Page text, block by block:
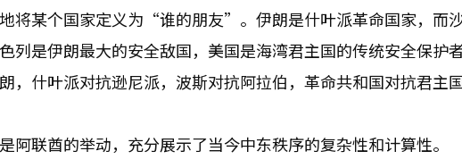
将某个国家定义为“谁的朋友”。伊朗是什叶派革命国家，而
列是伊朗最大的安全敌国，美国是海湾君主国的传统安全保护
，什叶派对抗逊尼派，波斯对抗阿拉伯，革命共和国对抗君主国
阿联酋的举动，充分展示了当今中东秩序的复杂性和计算性。